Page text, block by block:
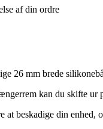
af din ordre
26 mm brede
kan du skifte ur
at beskadige din